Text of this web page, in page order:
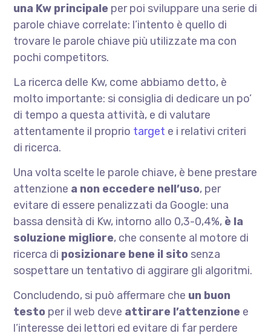
una Kw principale per poi sviluppare una serie di
parole chiave correlate: l’intento è quello di
trovare le parole chiave più utilizzate ma con
pochi competitors.
La ricerca delle Kw, come abbiamo detto, è
molto importante: si consiglia di dedicare un po’
di tempo a questa attività, e di valutare
attentamente il proprio target e i relativi criteri
di ricerca.
Una volta scelte le parole chiave, è bene prestare
attenzione a non eccedere nell’uso, per
evitare di essere penalizzati da Google: una
bassa densità di Kw, intorno allo 0,3-0,4%, è la
soluzione migliore, che consente al motore di
ricerca di posizionare bene il sito senza
sospettare un tentativo di aggirare gli algoritmi.
Concludendo, si può affermare che un buon
testo per il web deve attirare l’attenzione e
l’interesse dei lettori ed evitare di far perdere